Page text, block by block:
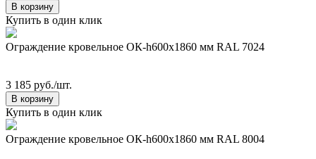
В корзину
Купить в один клик
Ограждение кровельное ОК-h600х1860 мм RAL 7024
3 185 руб./шт.
В корзину
Купить в один клик
Ограждение кровельное ОК-h600х1860 мм RAL 8004